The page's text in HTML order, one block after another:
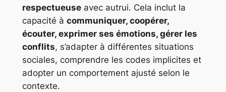
respectueuseavec autrui. Cela inclut la
capacité à communiquer, coopérer,
écouter, exprimer ses émotions, gérer les
conflits, s’adapter à différentes situations
sociales, comprendre les codes implicites et
adopter un comportement ajusté selon le
contexte.